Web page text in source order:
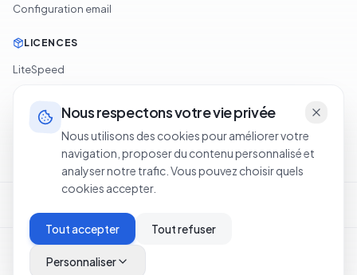
Configuration email
LICENCES
LiteSpeed
Softaculous
JetBackup
Conditions d'utilisation
Politique de remboursement
2026Oxahost SARL.Tous droits réservés.
Nous respectons votre vie privée
Nous utilisons des cookies pour améliorer votre
navigation, proposer du contenu personnalisé et
analyser notre trafic. Vous pouvez choisir quels
cookies accepter.
Tout accepter Tout refuser
Personnaliser